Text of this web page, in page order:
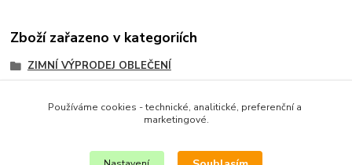
Zboží zařazeno v kategoriích
ZIMNÍ VÝPRODEJ OBLEČENÍ
DÍVČÍ OBLEČENÍ
Používáme cookies - technické, analitické, preferenční a
marketingové.